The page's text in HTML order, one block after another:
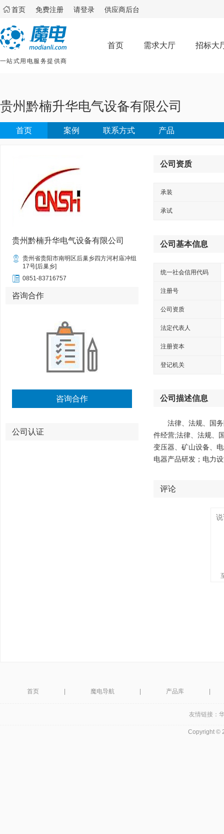
首页 免费注册 请登录 供应商后台
一站式用电服务提供商
首页 需求大厅 招标大
贵州黔楠升华电气设备有限公司
首页 案例 联系方式 产品
贵州黔楠升华电气设备有限公司
 贵州省贵阳市南明区后巢乡四方河村庙冲组
17号[后巢乡]
 0851-83716757
咨询合作
咨询合作
公司认证
公司资质
承装
承试
公司基本信息
统一社会信用代码
注册号
公司资质
法定代表人
注册资本
登记机关
公司描述信息
法律、法规、国
件经营;法律、法规、
变压器、矿山设备、
电器产品研发；电力
评论
首页 魔电导航 产品库
友情链接：
Copyright ©